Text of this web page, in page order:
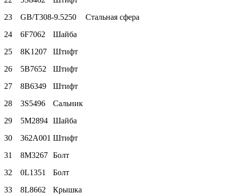
23
GB/T308-9.5250
Стальная сфера
24
6F7062
Шайба
25
8K1207
Штифт
26
5B7652
Штифт
27
8B6349
Штифт
28
3S5496
Сальник
29
5M2894 Шайба
30
362A001 Штифт
31
8M3267 Болт
32
0L1351
Болт
33
8L8662
Крышка